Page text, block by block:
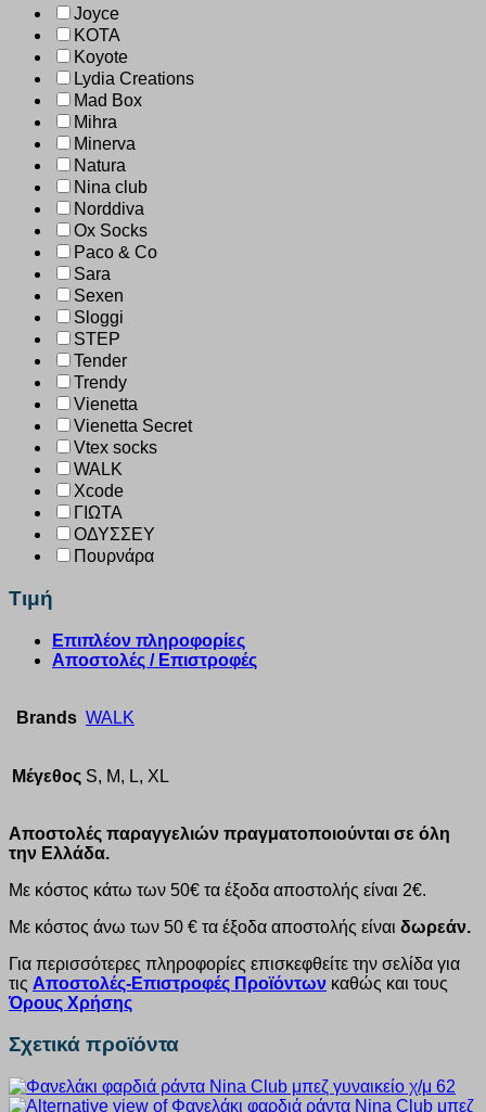
Joyce
KOTA
Koyote
Lydia Creations
Mad Box
Mihra
Minerva
Natura
Nina club
Norddiva
Ox Socks
Paco & Co
Sara
Sexen
Sloggi
STEP
Tender
Trendy
Vienetta
Vienetta Secret
Vtex socks
WALK
Xcode
ΓΙΩΤΑ
ΟΔΥΣΣΕΥ
Πουρνάρα
Τιμή
Επιπλέον πληροφορίες
Αποστολές / Επιστροφές
Brands WALK
Μέγεθος S, M, L, XL
Αποστολές παραγγελιών πραγματοποιούνται σε όλη
την Ελλάδα.
Με κόστος κάτω των 50€ τα έξοδα αποστολής είναι 2€.
Με κόστος άνω των 50 € τα έξοδα αποστολής είναι δωρεάν.
Για περισσότερες πληροφορίες επισκεφθείτε την σελίδα για
τις Αποστολές-Επιστροφές Προϊόντων καθώς και τους
Όρους Χρήσης
Σχετικά προϊόντα